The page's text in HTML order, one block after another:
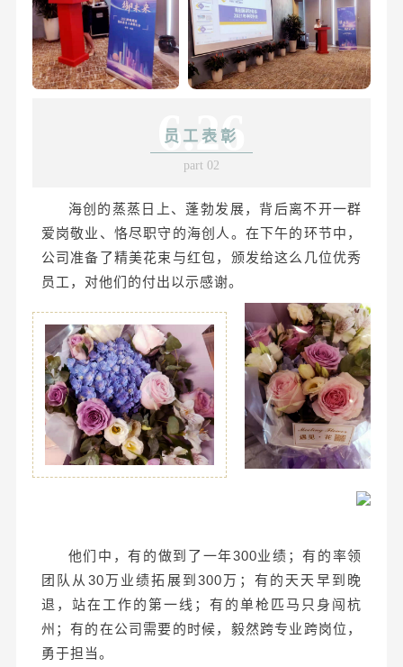
6.26
员工表彰
part 02
海创的蒸蒸日上、蓬勃发展，背后离不开一群
爱岗敬业、恪尽职守的海创人。在下午的环节中，
公司准备了精美花束与红包，颁发给这么几位优秀
员工，对他们的付出以示感谢。
他们中，有的做到了一年300业绩；有的率领
团队从30万业绩拓展到300万；有的天天早到晚
退，站在工作的第一线；有的单枪匹马只身闯杭
州；有的在公司需要的时候，毅然跨专业跨岗位，
勇于担当。